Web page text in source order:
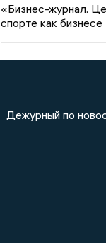
«Бизнес-журнал.
спорте как бизнесе
Дежурный по